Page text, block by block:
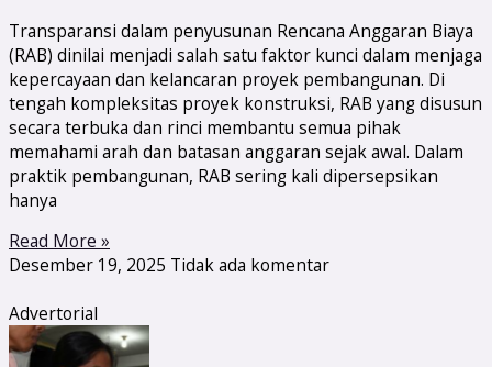
Transparansi dalam penyusunan Rencana Anggaran Biaya
(RAB) dinilai menjadi salah satu faktor kunci dalam menjaga
kepercayaan dan kelancaran proyek pembangunan. Di
tengah kompleksitas proyek konstruksi, RAB yang disusun
secara terbuka dan rinci membantu semua pihak
memahami arah dan batasan anggaran sejak awal. Dalam
praktik pembangunan, RAB sering kali dipersepsikan
hanya
Read More »
Desember 19, 2025 Tidak ada komentar
Advertorial